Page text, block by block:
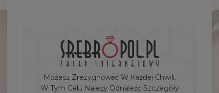
Możesz Zrezygnować W Każdej Chwili.
W Tym Celu Należy Odnaleźć Szczegóły